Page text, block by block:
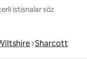
istisnalar söz
Sharcott